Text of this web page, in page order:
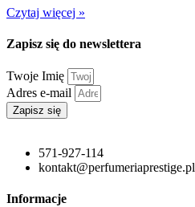
Czytaj więcej »
Zapisz się do newslettera
Twoje Imię
Adres e-mail
Zapisz się
571-927-114
kontakt@perfumeriaprestige.pl
Informacje